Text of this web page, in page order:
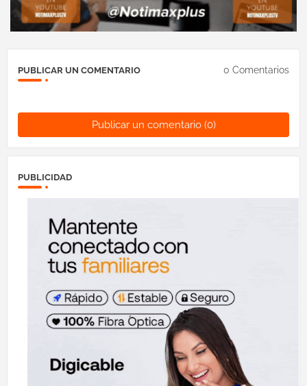
PUBLICAR UN COMENTARIO 0 Comentarios
Publicar un comentario (0)
PUBLICIDAD